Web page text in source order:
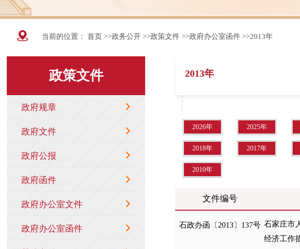
当前的位置： 首页 >>政务公开 >>政策文件 >>政府办公室函件 >>2013年
2013年
2026年 2025年
2018年 2017年
2010年
文件编号
石政办函〔2013〕137号 石家庄市
经济工作